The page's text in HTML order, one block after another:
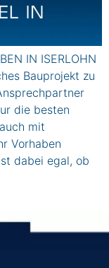
IN ISERLOHN
Bauprojekt zu
die besten
mit
Vorhaben
dabei egal, ob